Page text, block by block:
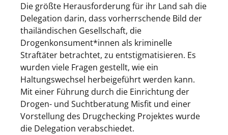
Die größte Herausforderung für ihr Land sah die
Delegation darin, dass vorherrschende Bild der
thailändischen Gesellschaft, die
Drogenkonsument*innen als kriminelle
Straftäter betrachtet, zu entstigmatisieren. Es
wurden viele Fragen gestellt, wie ein
Haltungswechsel herbeigeführt werden kann.
Mit einer Führung durch die Einrichtung der
Drogen- und Suchtberatung Misfit und einer
Vorstellung des Drugchecking Projektes wurde
die Delegation verabschiedet.